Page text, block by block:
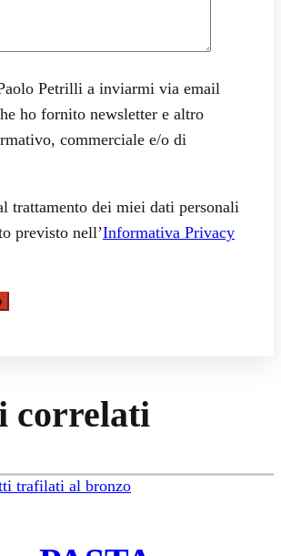
Petrilli a inviarmi via email
ho fornito newsletter e altro
commerciale e/o di
trattamento dei miei dati personali
previsto nell’Informativa Privacy
correlati